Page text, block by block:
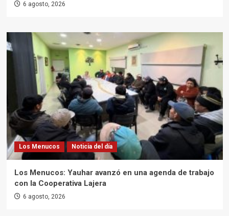
6 agosto, 2026
Los Menucos Noticia del día
Los Menucos: Yauhar avanzó en una agenda de trabajo
con la Cooperativa Lajera
6 agosto, 2026